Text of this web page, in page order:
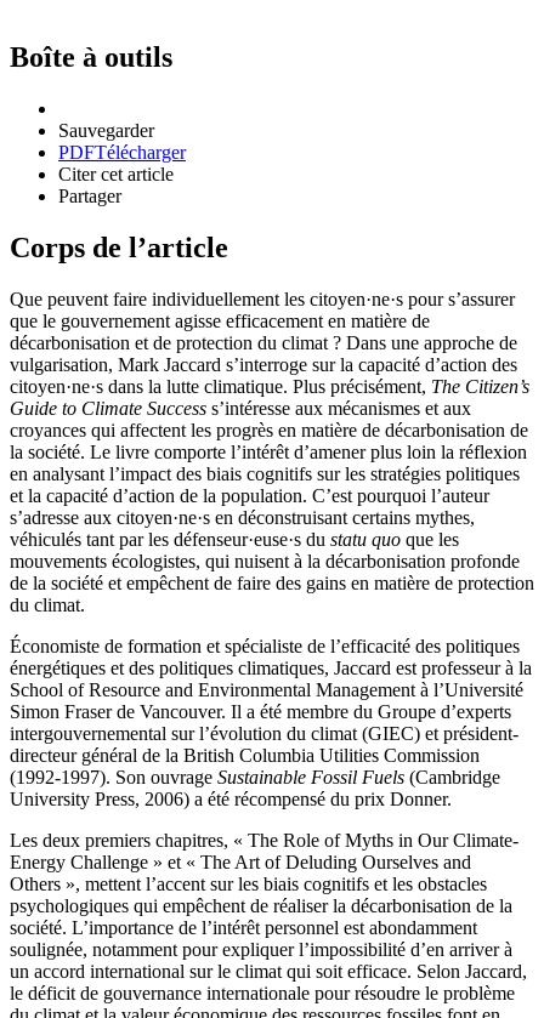
Boîte à outils
Sauvegarder
PDFTélécharger
Citer cet article
Partager
Corps de l’article
Que peuvent faire individuellement les citoyen·ne·s pour s’assurer
que le gouvernement agisse efficacement en matière de
décarbonisation et de protection du climat ? Dans une approche de
vulgarisation, Mark Jaccard s’interroge sur la capacité d’action des
citoyen·ne·s dans la lutte climatique. Plus précisément, The Citizen’s
Guide to Climate Success s’intéresse aux mécanismes et aux
croyances qui affectent les progrès en matière de décarbonisation de
la société. Le livre comporte l’intérêt d’amener plus loin la réflexion
en analysant l’impact des biais cognitifs sur les stratégies politiques
et la capacité d’action de la population. C’est pourquoi l’auteur
s’adresse aux citoyen·ne·s en déconstruisant certains mythes,
véhiculés tant par les défenseur·euse·s du statu quo que les
mouvements écologistes, qui nuisent à la décarbonisation profonde
de la société et empêchent de faire des gains en matière de protection
du climat.
Économiste de formation et spécialiste de l’efficacité des politiques
énergétiques et des politiques climatiques, Jaccard est professeur à la
School of Resource and Environmental Management à l’Université
Simon Fraser de Vancouver. Il a été membre du Groupe d’experts
intergouvernemental sur l’évolution du climat (GIEC) et président-
directeur général de la British Columbia Utilities Commission
(1992-1997). Son ouvrage Sustainable Fossil Fuels (Cambridge
University Press, 2006) a été récompensé du prix Donner.
Les deux premiers chapitres, « The Role of Myths in Our Climate-
Energy Challenge » et « The Art of Deluding Ourselves and
Others », mettent l’accent sur les biais cognitifs et les obstacles
psychologiques qui empêchent de réaliser la décarbonisation de la
société. L’importance de l’intérêt personnel est abondamment
soulignée, notamment pour expliquer l’impossibilité d’en arriver à
un accord international sur le climat qui soit efficace. Selon Jaccard,
le déficit de gouvernance internationale pour résoudre le problème